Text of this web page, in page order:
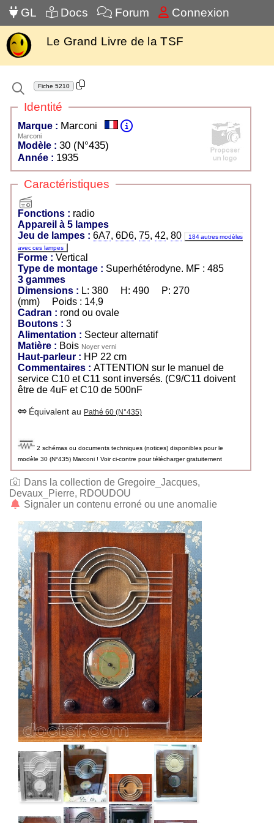
GL Docs Forum Connexion
Le Grand Livre de la TSF
Fiche 5210
Identité
Marque : Marconi
Marconi
Modèle : 30 (N°435)
Année : 1935
Caractéristiques
Fonctions : radio
Appareil à 5 lampes
Jeu de lampes : 6A7, 6D6, 75, 42, 80
184 autres modèles
avec ces lampes
Forme : Vertical
Type de montage : Superhétérodyne. MF : 485
3 gammes
Dimensions : L: 380 H: 490 P: 270
(mm) Poids : 14,9
Cadran : rond ou ovale
Boutons : 3
Alimentation : Secteur alternatif
Matière : Bois Noyer verni
Haut-parleur : HP 22 cm
Commentaires : ATTENTION sur le manuel de
service C10 et C11 sont inversés. (C9/C11 doivent
être de 4uF et C10 de 500nF
Équivalent au Pathé 60 (N°435)
2 schémas ou documents techniques (notices) disponibles pour le
modèle 30 (N°435) Marconi ! Voir ci-contre pour télécharger gratuitement
Dans la collection de Gregoire_Jacques,
Devaux_Pierre, RDOUDOU
Signaler un contenu erroné ou une anomalie